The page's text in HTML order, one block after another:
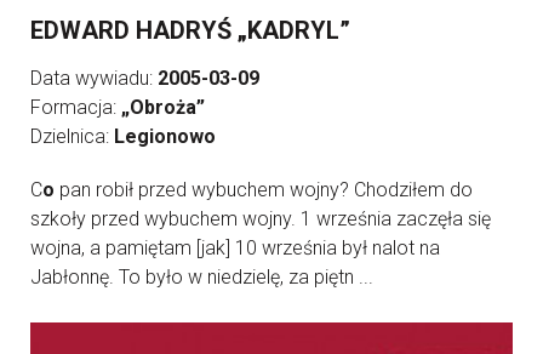
EDWARD HADRYŚ „KADRYL”
Data wywiadu: 2005-03-09
Formacja: „Obroża”
Dzielnica: Legionowo
Co pan robił przed wybuchem wojny? Chodziłem do
szkoły przed wybuchem wojny. 1 września zaczęła się
wojna, a pamiętam [jak] 10 września był nalot na
Jabłonnę. To było w niedzielę, za piętn ...